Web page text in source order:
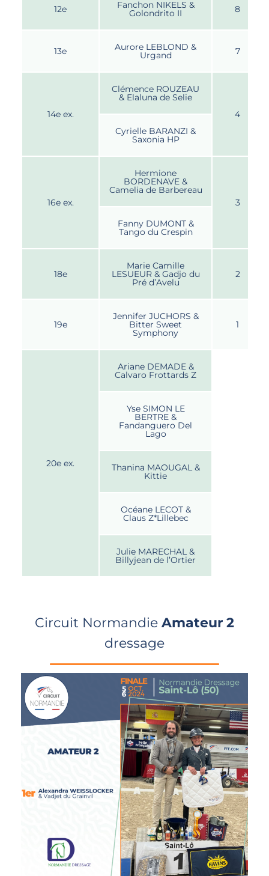
12e Fanchon NIKELS &
Golondrito II 8
13e Aurore LEBLOND &
Urgand 7
14e ex.
Clémence ROUZEAU
& Elaluna de Selie
4
Cyrielle BARANZI &
Saxonia HP
16e ex.
Hermione
BORDENAVE &
Camelia de Barbereau
3
Fanny DUMONT &
Tango du Crespin
18e
Marie Camille
LESUEUR & Gadjo du
Pré d’Avelu
2
19e
Jennifer JUCHORS &
Bitter Sweet
Symphony
1
20e ex.
Ariane DEMADE &
Calvaro Frottards Z
Yse SIMON LE
BERTRE &
Fandanguero Del
Lago
Thanina MAOUGAL &
Kittie
Océane LECOT &
Claus Z*Lillebec
Julie MARECHAL &
Billyjean de l’Ortier
Circuit Normandie Amateur 2
dressage